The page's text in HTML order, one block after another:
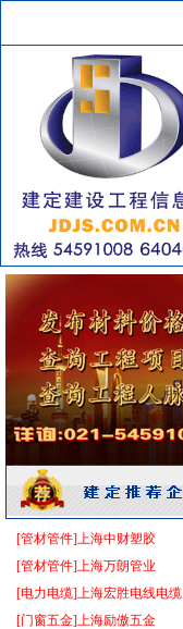
[管材管件]上海中财塑胶
[管材管件]上海万朗管业
[电力电缆]上海宏胜电线电缆
[门窗五金]上海励傲五金
阀门组件室外排水等
路标 [采购中]
滤毒式排风
[采购中]
门窗玻璃
[采购中]
卫浴洁具 [采购中]
卫浴洁具 [采购中]
变频给水设备 [采购中]
外墙装饰 [采购中]
卫浴洁具
光源灯具 [采购中]
管材管件
[采购中]
防雷接地 [采购中]
及各种防火器材 [采购中]
外墙装饰 [采购中]
灯盘
仪器仪表 [采购中]
内外墙装饰材料 [采购中]
消防器材 [采购中]
消防器材 [采购中]
二头隔栅射灯 [采购中]